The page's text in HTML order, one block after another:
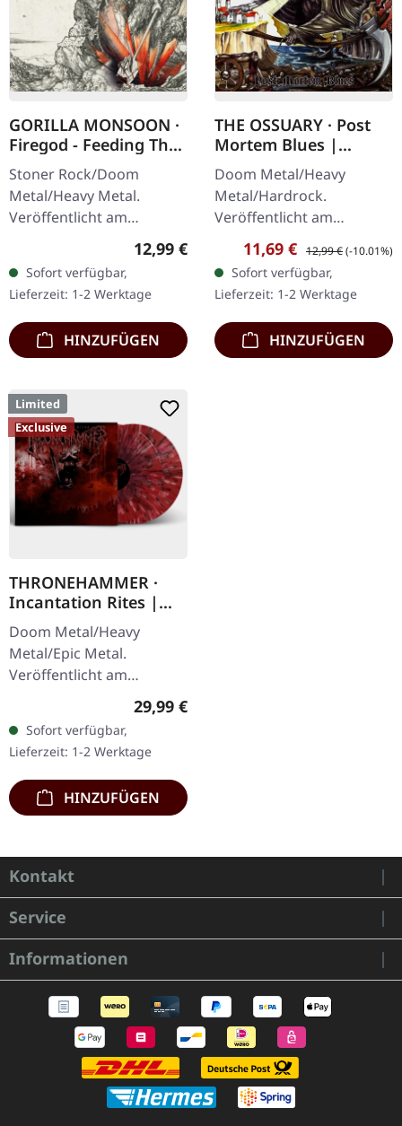
GORILLA MONSOON ·
Firegod - Feeding The
Beast | CD
Stoner Rock/Doom
Metal/Heavy Metal.
Veröffentlicht am
11.05.2018, auf Supreme
Chaos Records. CD im
Jewelcase mit 8-seitigem
Booklet. Das dritte
Album…
Regulärer Preis:
12,99 €
Sofort verfügbar,
Lieferzeit: 1-2 Werktage
HINZUFÜGEN
THE OSSUARY · Post
Mortem Blues |
DIGIPAK CD
Doom Metal/Heavy
Metal/Hardrock.
Veröffentlicht am
17.02.2017, auf Supreme
Chaos Records. Limitierte
Erstauflage als Digipak.
Debüt-Album der…
Verkaufspreis:
11,69 € Regulärer Preis:
12,99 €(-10.01%)
Sofort verfügbar,
Lieferzeit: 1-2 Werktage
HINZUFÜGEN
Limited
Exclusive
THRONEHAMMER ·
Incantation Rites |
SPLATTER 2LP
Doom Metal/Heavy
Metal/Epic Metal.
Veröffentlicht am
21.10.2022, auf Supreme
Chaos Records. SCR-
exklusives Transparent
Rot/Schwarz/Weiß…
Regulärer Preis:
29,99 €
Sofort verfügbar,
Lieferzeit: 1-2 Werktage
HINZUFÜGEN
Kontakt
Service
Informationen